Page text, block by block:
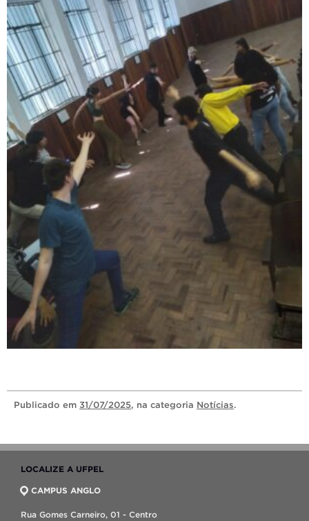
Publicado em 31/07/2025, na categoria Notícias.
LOCALIZE A UFPEL
CAMPUS ANGLO
Rua Gomes Carneiro, 01 - Centro